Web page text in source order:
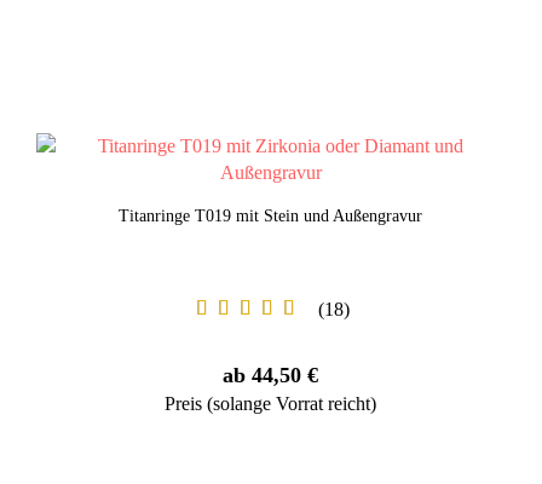
Titanringe T019 mit Stein und Außengravur
18
ab 44,50 €
Preis (solange Vorrat reicht)